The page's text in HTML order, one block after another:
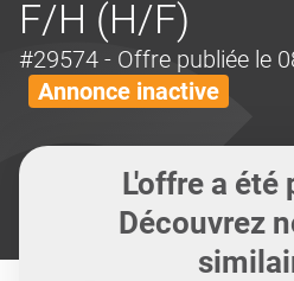
F/H (H/F)
#29574 - Offre publiée le
Annonce inactive
L'offre a été
Découvrez